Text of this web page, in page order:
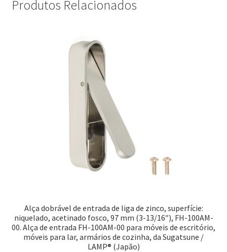
Produtos Relacionados
Alça dobrável de entrada de liga de zinco, superfície:
niquelado, acetinado fosco, 97 mm (3-13/16″), FH-100AM-
00. Alça de entrada FH-100AM-00 para móveis de escritório,
móveis para lar, armários de cozinha, da Sugatsune /
LAMP® (Japão)